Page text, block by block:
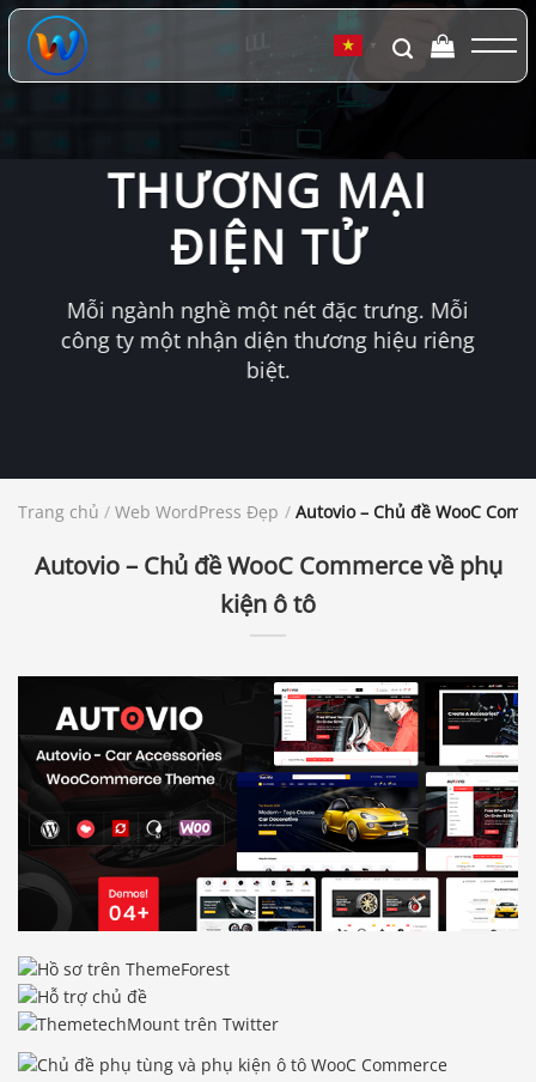
Chuyển
đến
dung
▼
THƯƠNG MẠI
ĐIỆN TỬ
Mỗi ngành nghề một nét đặc trưng. Mỗi
công ty một nhận diện thương hiệu riêng
biệt.
Trang chủ / Web WordPress Đẹp / Autovio – Chủ đề WooC
Autovio – Chủ đề WooC Commerce về phụ
kiện ô tô